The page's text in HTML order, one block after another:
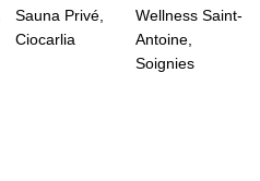
Sauna Privé,
Ciocarlia
Wellness Saint-
Antoine,
Soignies